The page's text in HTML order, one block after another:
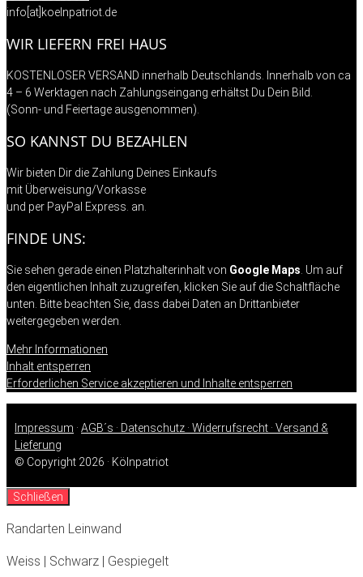
info[at]koelnpatriot.de
WIR LIEFERN FREI HAUS
KOSTENLOSER VERSAND innerhalb Deutschlands. Innerhalb von ca
4 – 6 Werktagen nach Zahlungseingang erhältst Du Dein Bild.
(Sonn- und Feiertage ausgenommen).
SO KANNST DU BEZAHLEN
Wir bieten Dir die Zahlung Deines Einkaufs
mit Überweisung/Vorkasse
und per PayPal Express. an.
FINDE UNS:
Sie sehen gerade einen Platzhalterinhalt von Google Maps . Um auf
den eigentlichen Inhalt zuzugreifen, klicken Sie auf die Schaltfläche
unten. Bitte beachten Sie, dass dabei Daten an Drittanbieter
weitergegeben werden.
Mehr Informationen
Inhalt entsperren
Erforderlichen Service akzeptieren und Inhalte entsperren
Impressum · AGB´s · Datenschutz · Widerrufsrecht · Versand &
Lieferung
© Copyright 2026 · Kölnpatriot
Schließen
Randarten Leinwand
Weiss | Schwarz | Gespiegelt